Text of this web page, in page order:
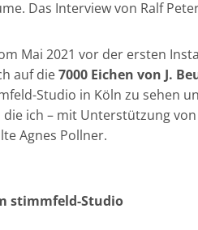
Das Interview von Ralf
Mai 2021 vor der ersten
auf die7000 Eichen von J.
Studio in Köln zu sehen
ich – mit Unterstützung
Agnes Pollner.
stimmfeld-Studio